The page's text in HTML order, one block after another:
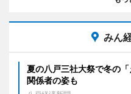
みん
夏の八戸三社大祭で冬の
関係者の姿も